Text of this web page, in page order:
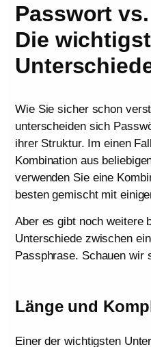
Passwort
Die
Wie Sie sicher schon
unterscheiden sich
ihrer Struktur. Im einen
Kombination aus
verwenden Sie eine
besten gemischt mit
Aber es gibt noch weitere
Unterschiede zwischen
Passphrase. Schauen wir
Länge und
Einer der wichtigsten